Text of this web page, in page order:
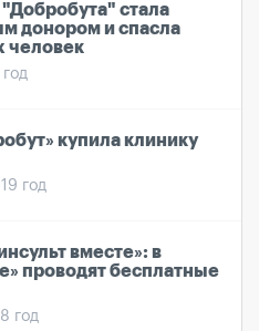
"Добробута" стала
донором и спасла
человек
купила клинику
год
вместе»: в
проводят бесплатные
год